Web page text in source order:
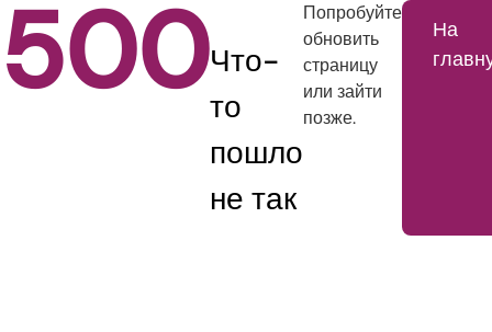
500Что-
то
пошло
не так
Попробуйте
обновить
страницу
или зайти
позже.
На